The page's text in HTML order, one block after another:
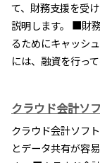
て、財務支援を受
説明します。 ■財
るためにキャッシ
には、融資を行っ
クラウド会計ソ
クラウド会計ソフ
とデータ共有が容